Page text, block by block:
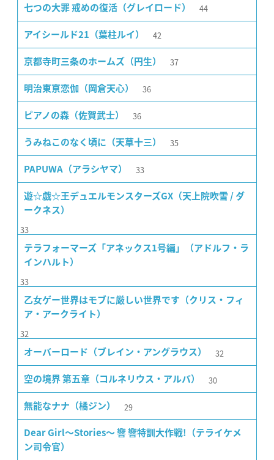
七つの大罪 戒めの復活（グレイロード） 44
アイシールド21（葉柱ルイ） 42
京都寺町三条のホームズ（円生） 37
明治東亰恋伽（岡倉天心） 36
ピアノの森（佐賀武士） 36
うみねこのなく頃に（天草十三） 35
PAPUWA（アラシヤマ） 33
遊☆戯☆王デュエルモンスターズGX（天上院吹雪 / ダ
ークネス）
33
テラフォーマーズ「アネックス1号編」（アドルフ・ラ
インハルト）
33
乙女ゲー世界はモブに厳しい世界です（クリス・フィ
ア・アークライト）
32
オーバーロード（ブレイン・アングラウス） 32
空の境界 第五章（コルネリウス・アルバ） 30
無能なナナ（橘ジン） 29
Dear Girl〜Stories〜 響 響特訓大作戦!（テライケメ
ン司令官）